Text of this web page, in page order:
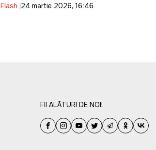
Flash 24 martie 2026, 16:46
FII ALĂTURI DE NOI!